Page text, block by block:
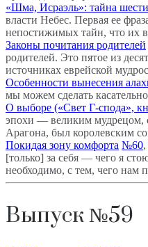
«Шма, Исраэль»: тайна шести
власти Небес. Первая ее
непостижимых тайн, что их
Законы почитания родителей
родителей. Это пятое из
источниках еврейской
Особенности вынесения
мы можем сделать
О выборе («Свет Г-спода»,
эпохи — великим мудрецом,
Арагона, был королевским
Покидая зону комфорта №60,
[только] за себя — чего я
необходимо, с тем, чего нам
Выпуск №59